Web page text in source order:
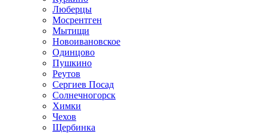
Люберцы
Мосрентген
Мытищи
Новоивановское
Одинцово
Пушкино
Реутов
Сергиев Посад
Солнечногорск
Химки
Чехов
Щербинка